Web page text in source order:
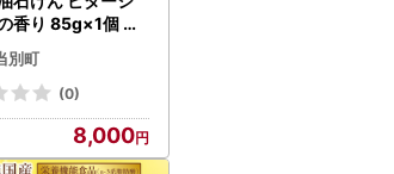
香り 85g×1個 亜
別町
(0)
8,000